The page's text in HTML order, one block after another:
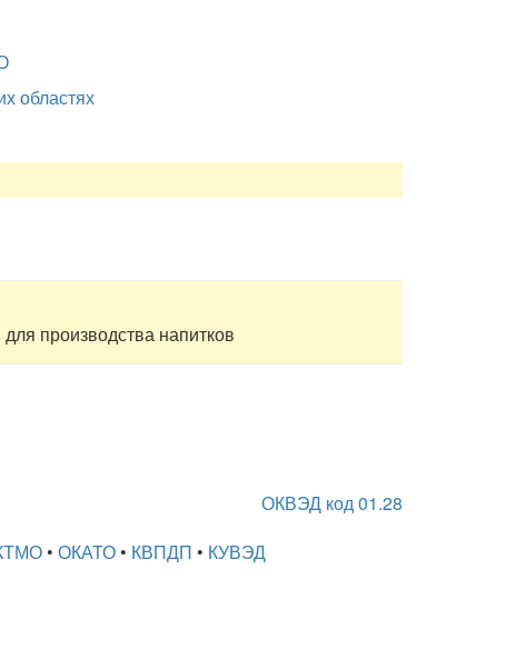
областях
производства напитков
ОКВЭД код 01.28
• ОКАТО • КВПДП • КУВЭД